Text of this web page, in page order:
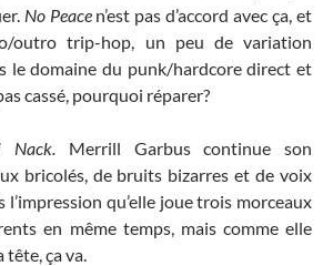
No Peacen’est pas d’accord avec ça, et
outro trip-hop, un peu de variation
le domaine du punk/hardcore direct et
cassé, pourquoi réparer?
Nack. Merrill Garbus continue son
bricolés, de bruits bizarres et de voix
l’impression qu’elle joue trois morceaux
en même temps, mais comme elle
tête, ça va.